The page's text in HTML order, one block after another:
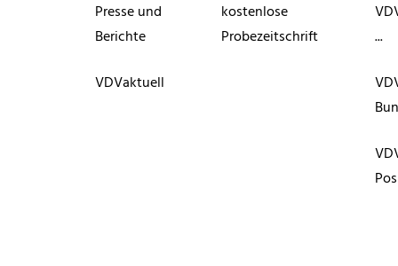
Presse und
Berichte
VDVaktuell
kostenlose
Probezeitschrift
...